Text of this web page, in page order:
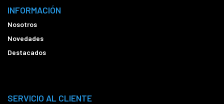
INFORMACIÓN
Nosotros
Novedades
Destacados
SERVICIO AL CLIENTE